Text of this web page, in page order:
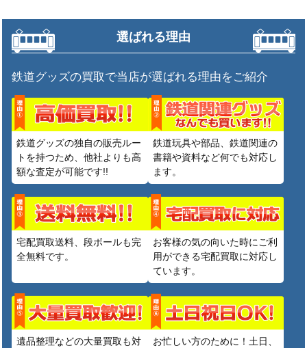
選ばれる理由
鉄道グッズの買取で当店が選ばれる理由をご紹介
鉄道グッズの独自の販売ルー
トを持つため、他社よりも高
額な査定が可能です!!
鉄道玩具や部品、鉄道関連の
書籍や資料など何でも対応し
ます。
宅配買取送料、段ボールも完
全無料です。
お客様の気の向いた時にご利
用ができる宅配買取に対応し
ています。
遺品整理などの大量買取も対
お忙しい方のために！土日、